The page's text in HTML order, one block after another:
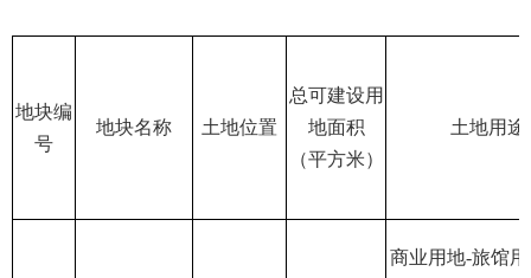
地块编
号
地块名称 土地位置
总可建设用
地面积
（平方米）
土地用途
商业用地-旅馆